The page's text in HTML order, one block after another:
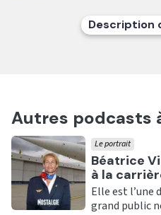
Description
Autres podcasts
Ecouter
Béatrice
à la
Le portrait
Elle est l’une
grand public